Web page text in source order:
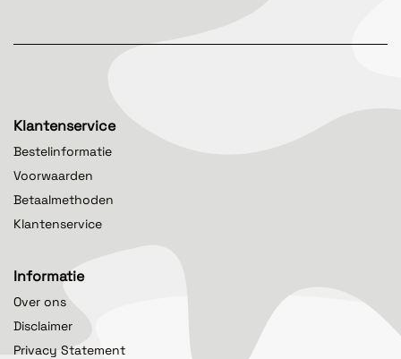
Klantenservice
Bestelinformatie
Voorwaarden
Betaalmethoden
Klantenservice
Informatie
Over ons
Disclaimer
Privacy Statement